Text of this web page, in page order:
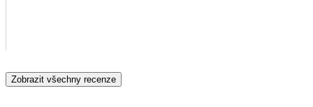
Zobrazit všechny recenze